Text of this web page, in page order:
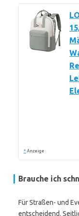
* Anzeige
Brauche ich
Für Straßen- und
entscheidend.